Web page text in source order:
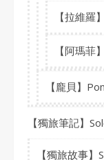
【拉維羅
【阿瑪菲
【龐貝】
【獨旅筆記】
【獨旅故事